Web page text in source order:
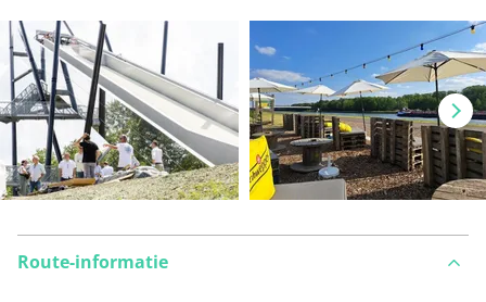
Route-informatie